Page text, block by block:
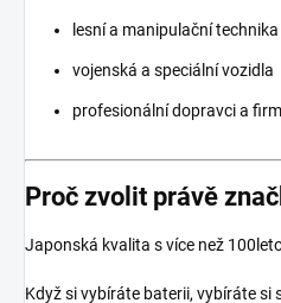
lesní a manipulační technika
vojenská a speciální vozidla
profesionální dopravci a
Proč zvolit právě
Japonská kvalita s více než
Když si vybíráte baterii, vybíráte si